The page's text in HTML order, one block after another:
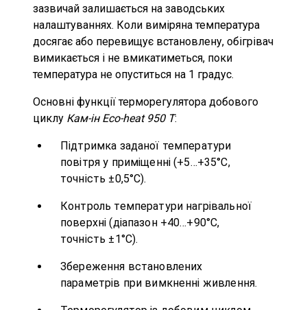
зазвичай залишається на заводських
налаштуваннях. Коли виміряна температура
досягає або перевищує встановлену, обігрівач
вимикається і не вмикатиметься, поки
температура не опуститься на 1 градус.
Основні функції терморегулятора добового
циклу Кам-ін Eco-heat 950 T:
Підтримка заданої температури
повітря у приміщенні (+5…+35°C,
точність ±0,5°C).
Контроль температури нагрівальної
поверхні (діапазон +40…+90°C,
точність ±1°C).
Збереження встановлених
параметрів при вимкненні живлення.